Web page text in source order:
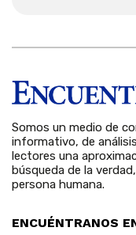
Somos un medio de
informativo, de
lectores una
búsqueda de la
persona humana.
ENCUÉNTRANOS